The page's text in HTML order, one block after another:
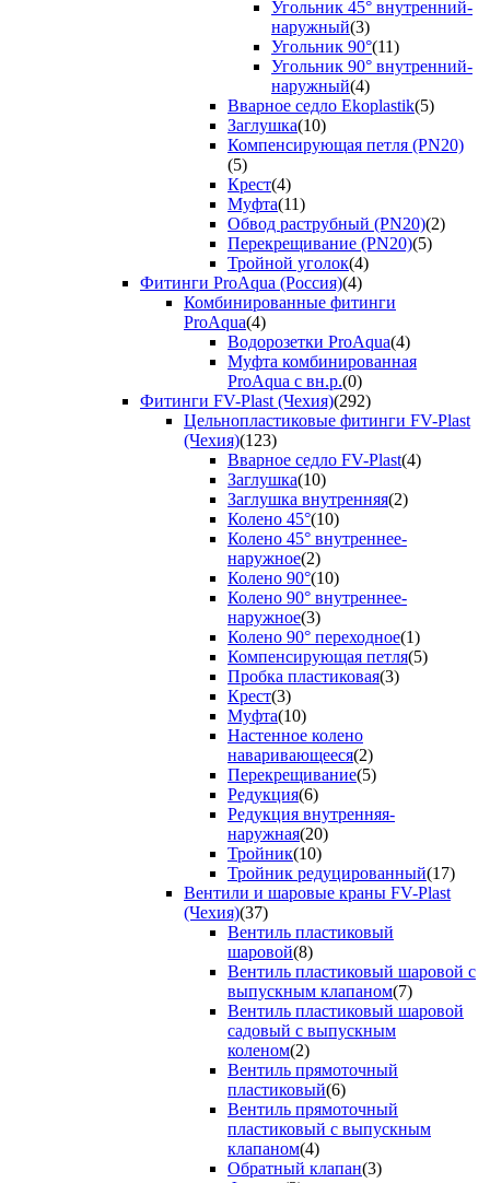
Угольник 45° внутренний-
наружный(3)
Угольник 90°(11)
Угольник 90° внутренний-
наружный(4)
Вварное седло Ekoplastik(5)
Заглушка(10)
Компенсирующая петля (PN20)
(5)
Крест(4)
Муфта(11)
Обвод раструбный (PN20)(2)
Перекрещивание (PN20)(5)
Тройной уголок(4)
Фитинги ProAqua (Россия)(4)
Комбинированные фитинги
ProAqua(4)
Водорозетки ProAqua(4)
Муфта комбинированная
ProAqua с вн.р.(0)
Фитинги FV-Plast (Чехия)(292)
Цельнопластиковые фитинги FV-Plast
(Чехия)(123)
Вварное седло FV-Plast(4)
Заглушка(10)
Заглушка внутренняя(2)
Колено 45°(10)
Колено 45° внутреннее-
наружное(2)
Колено 90°(10)
Колено 90° внутреннее-
наружное(3)
Колено 90° переходное(1)
Компенсирующая петля(5)
Пробка пластиковая(3)
Крест(3)
Муфта(10)
Настенное колено
наваривающееся(2)
Перекрещивание(5)
Редукция(6)
Редукция внутренняя-
наружная(20)
Тройник(10)
Тройник редуцированный(17)
Вентили и шаровые краны FV-Plast
(Чехия)(37)
Вентиль пластиковый
шаровой(8)
Вентиль пластиковый шаровой с
выпускным клапаном(7)
Вентиль пластиковый шаровой
садовый с выпускным
коленом(2)
Вентиль прямоточный
пластиковый(6)
Вентиль прямоточный
пластиковый с выпускным
клапаном(4)
Обратный клапан(3)